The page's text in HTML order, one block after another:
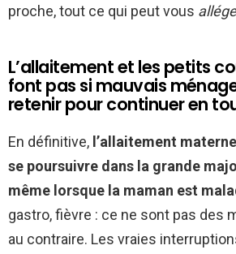
proche, tout ce qui peut vous
L’allaitement et les petits
font pas si mauvais
retenir pour continuer en
En définitive, l’allaitement
se poursuivre dans la grande
même lorsque la maman est
gastro, fièvre : ce ne sont pas des
au contraire. Les vraies